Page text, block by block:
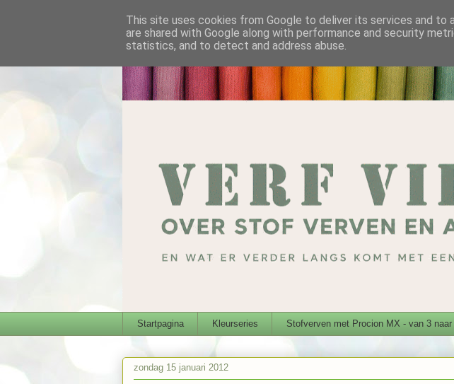
Startpagina Kleurseries Stofverven met Procion MX - van 3 naar
zondag 15 januari 2012
This site uses cookies from Google to deliver its services and to
are shared with Google along with performance and security
statistics, and to detect and address abuse.